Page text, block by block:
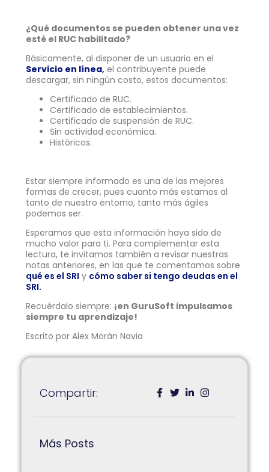
¿Qué documentos se pueden obtener una vez
esté el RUC habilitado?
Básicamente, al disponer de un usuario en el
Servicio en línea, el contribuyente puede
descargar, sin ningún costo, estos documentos:
Certificado de RUC.
Certificado de establecimientos.
Certificado de suspensión de RUC.
Sin actividad económica.
Históricos.
Estar siempre informado es una de las mejores
formas de crecer, pues cuanto más estamos al
tanto de nuestro entorno, tanto más ágiles
podemos ser.
Esperamos que esta información haya sido de
mucho valor para ti. Para complementar esta
lectura, te invitamos también a revisar nuestras
notas anteriores, en las que te comentamos sobre
qué es el SRI y cómo saber si tengo deudas en el
SRI.
Recuérdalo siempre: ¡en GuruSoft impulsamos
siempre tu aprendizaje!
Escrito por Alex Morán Navia
Compartir:
Más Posts